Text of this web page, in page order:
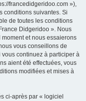
francedidgeridoo.com »),
conditions suivantes. Si
de toutes les conditions
Didgeridoo ». Nous
et nous essaierons
vous conseillons de
continuez à participer à
aient été effectuées, vous
modifiées et mises à
ci-après par « logiciel